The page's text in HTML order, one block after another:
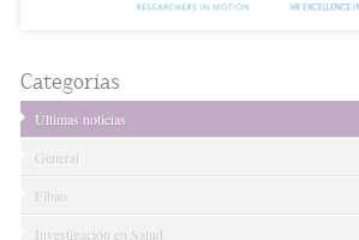
Categorías
Últimas noticias
General
Fibao
Investigación en Salud